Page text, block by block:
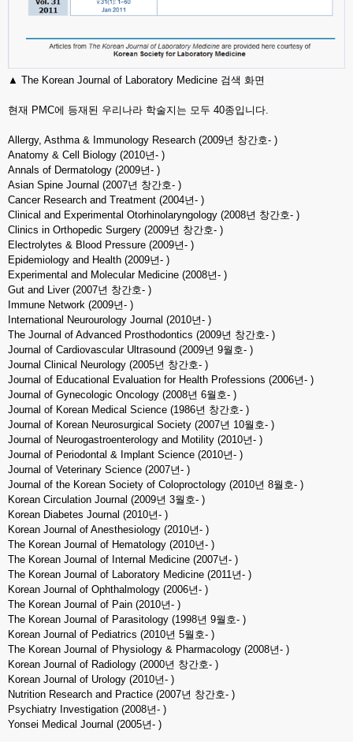
▲ The Korean Journal of Laboratory Medicine 검색 화면
현재 PMC에 등재된 우리나라 학술지는 모두 40종입니다.
Allergy, Asthma & Immunology Research (2009년 창간호- )
Anatomy & Cell Biology (2010년- )
Annals of Dermatology (2009년- )
Asian Spine Journal (2007년 창간호- )
Cancer Research and Treatment (2004년- )
Clinical and Experimental Otorhinolaryngology (2008년 창간호- )
Clinics in Orthopedic Surgery (2009년 창간호- )
Electrolytes & Blood Pressure (2009년- )
Epidemiology and Health (2009년- )
Experimental and Molecular Medicine (2008년- )
Gut and Liver (2007년 창간호- )
Immune Network (2009년- )
International Neurourology Journal (2010년- )
The Journal of Advanced Prosthodontics (2009년 창간호- )
Journal of Cardiovascular Ultrasound (2009년 9월호- )
Journal Clinical Neurology (2005년 창간호- )
Journal of Educational Evaluation for Health Professions (2006년- )
Journal of Gynecologic Oncology (2008년 6월호- )
Journal of Korean Medical Science (1986년 창간호- )
Journal of Korean Neurosurgical Society (2007년 10월호- )
Journal of Neurogastroenterology and Motility (2010년- )
Journal of Periodontal & Implant Science (2010년- )
Journal of Veterinary Science (2007년- )
Journal of the Korean Society of Coloproctology (2010년 8월호- )
Korean Circulation Journal (2009년 3월호- )
Korean Diabetes Journal (2010년- )
Korean Journal of Anesthesiology (2010년- )
The Korean Journal of Hematology (2010년- )
The Korean Journal of Internal Medicine (2007년- )
The Korean Journal of Laboratory Medicine (2011년- )
Korean Journal of Ophthalmology (2006년- )
The Korean Journal of Pain (2010년- )
The Korean Journal of Parasitology (1998년 9월호- )
Korean Journal of Pediatrics (2010년 5월호- )
The Korean Journal of Physiology & Pharmacology (2008년- )
Korean Journal of Radiology (2000년 창간호- )
Korean Journal of Urology (2010년- )
Nutrition Research and Practice (2007년 창간호- )
Psychiatry Investigation (2008년- )
Yonsei Medical Journal (2005년- )